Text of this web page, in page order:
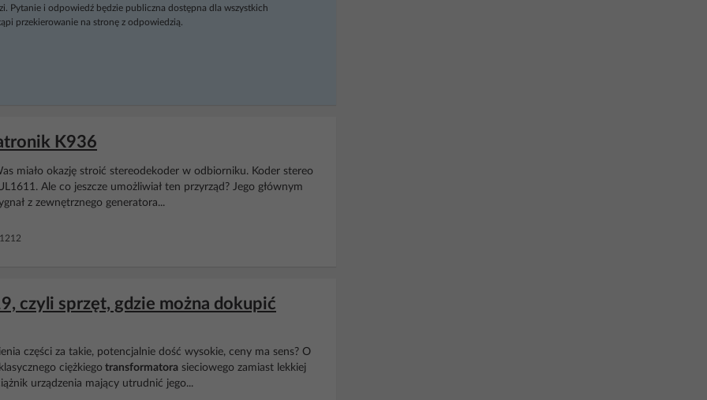
Pytanie i odpowiedź będzie publiczna dostępna dla wszystkich
przekierowanie na stronę z odpowiedzią.
K936
miało okazję stroić stereodekoder w odbiorniku. Koder stereo
Ale co jeszcze umożliwiał ten przyrząd? Jego głównym
z zewnętrznego generatora...
czyli sprzęt, gdzie można dokupić
części za takie, potencjalnie dość wysokie, ceny ma sens? O
ciężkiego transformatora sieciowego zamiast lekkiej
urządzenia mający utrudnić jego...